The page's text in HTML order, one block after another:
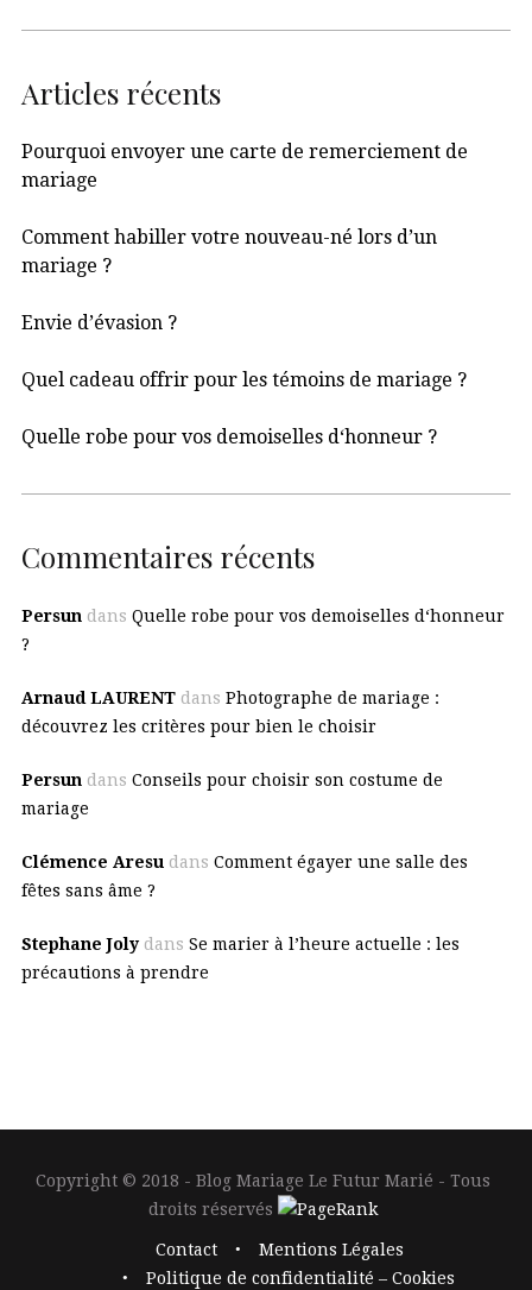
Articles récents
Pourquoi envoyer une carte de remerciement de
mariage
Comment habiller votre nouveau-né lors d’un
mariage ?
Envie d’évasion ?
Quel cadeau offrir pour les témoins de mariage ?
Quelle robe pour vos demoiselles d‘honneur ?
Commentaires récents
Persun dans Quelle robe pour vos demoiselles d‘honneur
?
Arnaud LAURENT dans Photographe de mariage :
découvrez les critères pour bien le choisir
Persun dans Conseils pour choisir son costume de
mariage
Clémence Aresu dans Comment égayer une salle des
fêtes sans âme ?
Stephane Jolydans Se marier à l’heure actuelle : les
précautions à prendre
Copyright © 2018 - Blog Mariage Le Futur Marié - Tous
droits réservés
Contact
Mentions Légales
Politique de confidentialité – Cookies